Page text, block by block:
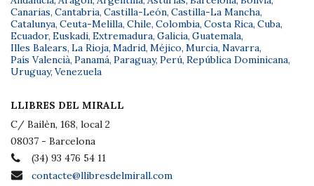
Canarias, Cantabria, Castilla-León, Castilla-La Mancha,
Catalunya, Ceuta-Melilla, Chile, Colombia, Costa Rica, Cuba,
Ecuador, Euskadi, Extremadura, Galicia, Guatemala,
Illes Balears, La Rioja, Madrid, Méjico, Murcia, Navarra,
País Valencià, Panamá, Paraguay, Perú, República Dominicana,
Uruguay, Venezuela
LLIBRES DEL MIRALL
C/ Bailèn, 168, local 2
08037 - Barcelona
(34) 93 476 54 11
contacte@llibresdelmirall.com